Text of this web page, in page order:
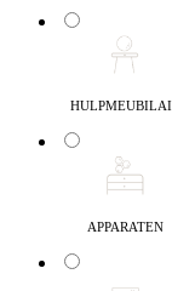
APPARATEN